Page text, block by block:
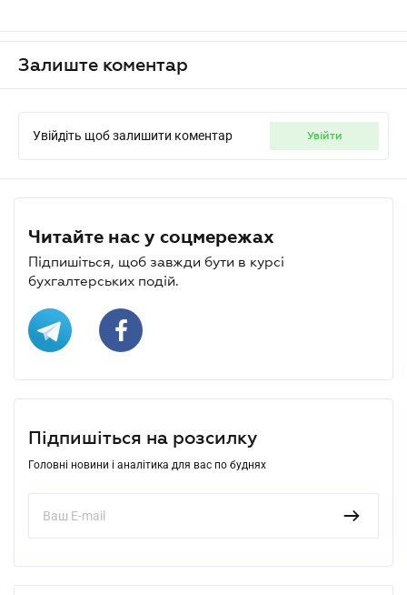
Залиште коментар
Увійдіть щоб залишити коментар увійти
Читайте нас у соцмережах
Підпишіться, щоб завжди бути в курсі
бухгалтерських подій.
Підпишіться на розсилку
Головні новини і аналітика для вас по буднях